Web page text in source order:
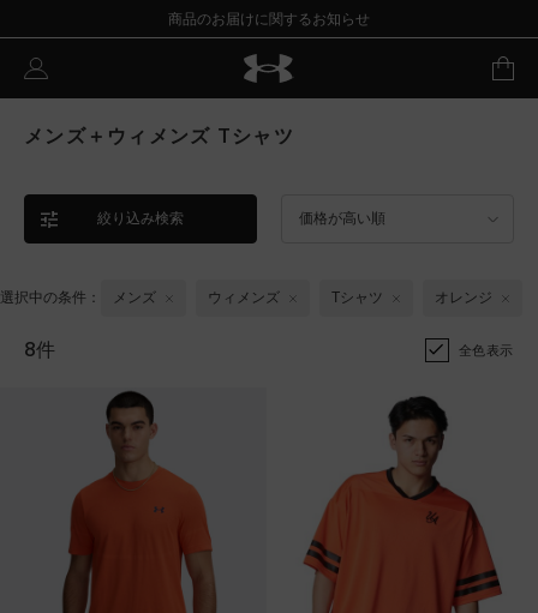
商品のお届けに関するお知らせ
メンズ＋ウィメンズ Tシャツ
絞り込み検索 価格が高い順
選択中の条件： メンズ ウィメンズ Tシャツ オレンジ
8件 全色表示